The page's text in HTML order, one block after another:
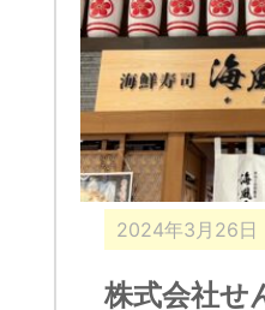
2024年3月26日
株式会社せ